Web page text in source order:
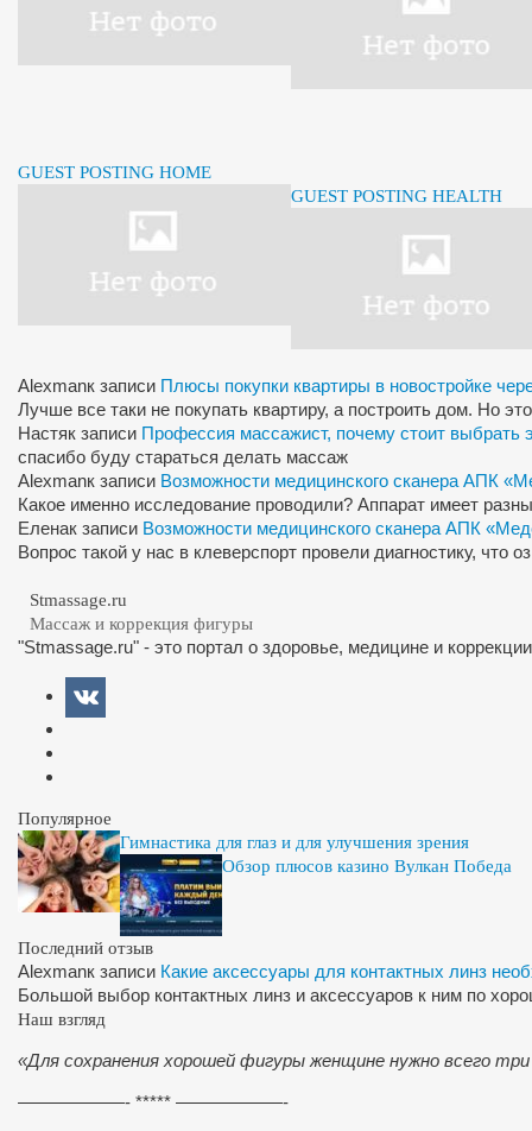
GUEST POSTING HOME
GUEST POSTING HEALTH
Alexmanк записи Плюсы покупки квартиры в новостройке
Лучше все таки не покупать квартиру, а построить дом. Но
Настяк записи Профессия массажист, почему стоит выбрать
спасибо буду стараться делать массаж
Alexmanк записи Возможности медицинского сканера АПК
Какое именно исследование проводили? Аппарат имеет
Еленак записи Возможности медицинского сканера АПК
Вопрос такой у нас в клеверспорт провели диагностику, что
Stmassage.ru
Массаж и коррекция фигуры
"Stmassage.ru" - это портал о здоровье, медицине и
Популярное
Гимнастика для глаз и для улучшения зрения
Обзор плюсов казино Вулкан Победа
Последний отзыв
Alexmanк записи Какие аксессуары для контактных линз
Большой выбор контактных линз и аксессуаров к ним по
Наш взгляд
«Для сохранения хорошей фигуры женщине нужно всего
——————- ***** ——————-